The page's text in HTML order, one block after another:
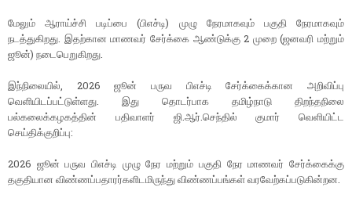
மேலும் ஆராய்ச்சி படிப்பை (பிஎச்டி) முழு நேரமாகவும் பகுதி நேரமாகவும்
நடத்துகிறது. இதற்கான மாணவர் சேர்க்கை ஆண்டுக்கு 2 முறை (ஜனவரி மற்றும்
ஜூன்) நடைபெறுகிறது.
இந்நிலையில், 2026 ஜூன் பருவ பிஎச்டி சேர்க்கைக்கான அறிவிப்பு
வெளியிடப்பட்டுள்ளது. இது தொடர்பாக தமிழ்நாடு திறந்தநிலை
பல்கலைக்கழகத்தின் பதிவாளர் ஜி.ஆர்.செந்தில் குமார் வெளியிட்ட
செய்திக்குறிப்பு:
2026 ஜூன் பருவ பிஎச்டி முழு நேர மற்றும் பகுதி நேர மாணவர் சேர்க்கைக்கு
தகுதியான விண்ணப்பதாரர்களிடமிருந்து விண்ணப்பங்கள் வரவேற்கப்படுகின்றன.